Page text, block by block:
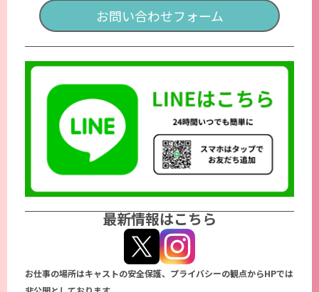
お問い合わせフォーム
最新情報はこちら
お仕事の場所はキャストの安全保護、プライバシーの観点からHPでは